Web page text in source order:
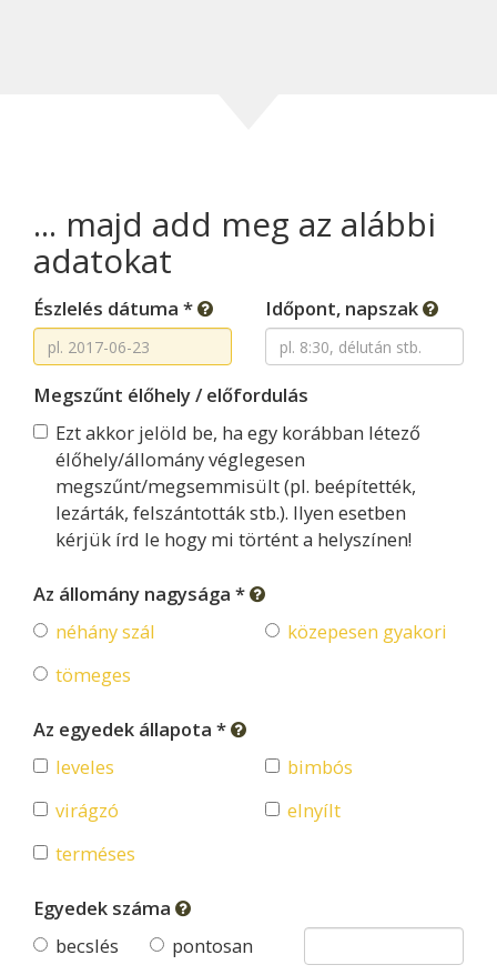
... majd add meg az alábbi
adatokat
Észlelés dátuma * Időpont, napszak
Megszűnt élőhely / előfordulás
Ezt akkor jelöld be, ha egy korábban létező
élőhely/állomány véglegesen
megszűnt/megsemmisült (pl. beépítették,
lezárták, felszántották stb.). Ilyen esetben
kérjük írd le hogy mi történt a helyszínen!
Az állomány nagysága *
néhány szál
közepesen gyakori
tömeges
Az egyedek állapota *
leveles
bimbós
virágzó
elnyílt
terméses
Egyedek száma
becslés
pontosan